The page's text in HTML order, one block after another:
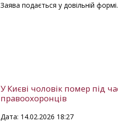
Заява подається у довільній
У Києві чоловік помер під
правоохоронців
Дата: 14.02.2026 18:27